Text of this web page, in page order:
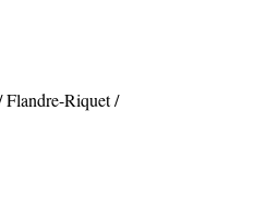
Flandre-Riquet /